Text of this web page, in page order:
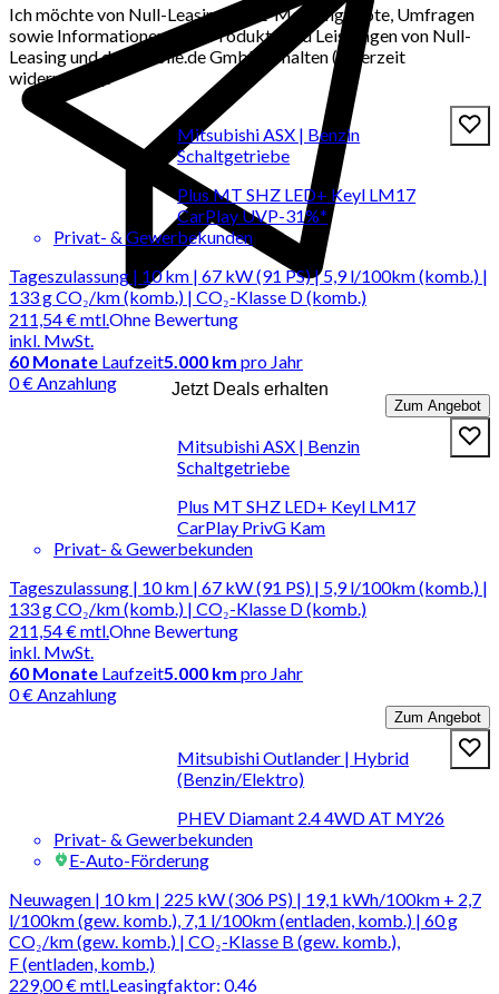
Jetzt Deals erhalten
Ich möchte von Null-Leasing per E-Mail Angebote, Umfragen
sowie Informationen über Produkte und Leistungen von Null-
Leasing und der mobile.de GmbH erhalten (jederzeit
widerrufbar).
Mitsubishi ASX | Benzin
Schaltgetriebe
Plus MT SHZ LED+ Keyl LM17
CarPlay UVP-31%*
Privat- & Gewerbekunden
Tageszulassung | 10 km | 67 kW (91 PS) | 5,9 l/100km (komb.) |
133 g CO₂/km (komb.) | CO₂-Klasse D (komb.)
211,54 €mtl.
inkl. MwSt.
Ohne Bewertung
60 Monate Laufzeit5.000 km pro Jahr
0 € Anzahlung
Zum Angebot
Mitsubishi ASX | Benzin
Schaltgetriebe
Plus MT SHZ LED+ Keyl LM17
CarPlay PrivG Kam
Privat- & Gewerbekunden
Tageszulassung | 10 km | 67 kW (91 PS) | 5,9 l/100km (komb.) |
133 g CO₂/km (komb.) | CO₂-Klasse D (komb.)
211,54 €mtl.
inkl. MwSt.
Ohne Bewertung
60 Monate Laufzeit5.000 km pro Jahr
0 € Anzahlung
Zum Angebot
Mitsubishi Outlander | Hybrid
(Benzin/Elektro)
PHEV Diamant 2.4 4WD AT MY26
Privat- & Gewerbekunden
E-Auto-Förderung
Neuwagen | 10 km | 225 kW (306 PS) | 19,1 kWh/100km + 2,7
l/100km (gew. komb.), 7,1 l/100km (entladen, komb.) | 60 g
CO₂/km (gew. komb.) | CO₂-Klasse B (gew. komb.),
F (entladen, komb.)
229,00 €mtl. Leasingfaktor: 0.46